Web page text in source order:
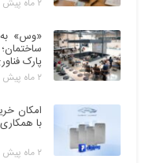
«وس» به
پارک
۲ ماه پیش
با
۲ ماه پیش